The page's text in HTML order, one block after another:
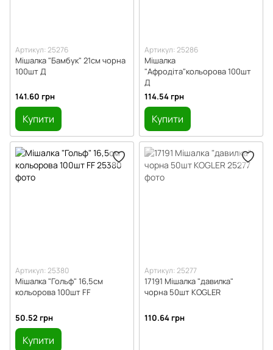
Артикул: 25276
Мішалка "Бамбук" 21см чорна
100шт Д
141.60 грн
Купити
Артикул: 25286
Мішалка
"Афродіта"кольорова 100шт
Д
114.54 грн
Купити
Артикул: 25380
Мішалка "Гольф" 16,5см
кольорова 100шт FF
50.52 грн
Купити
Артикул: 25277
17191 Мішалка "давилка"
чорна 50шт KOGLER
110.64 грн